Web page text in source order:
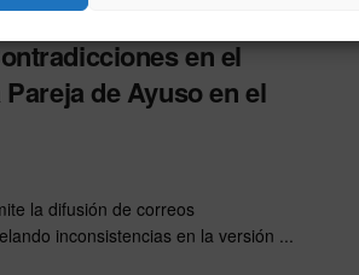
en el
de Ayuso en el
la difusión de correos
inconsistencias en la versión ...